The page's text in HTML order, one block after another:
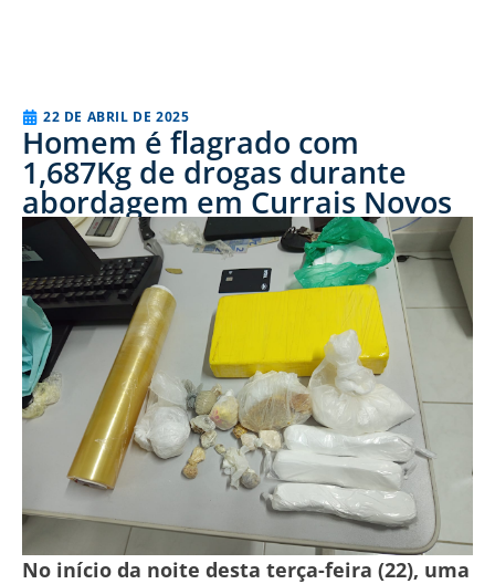
22 DE ABRIL DE 2025
Homem é flagrado com
1,687Kg de drogas durante
abordagem em Currais Novos
No início da noite desta terça-feira (22), uma